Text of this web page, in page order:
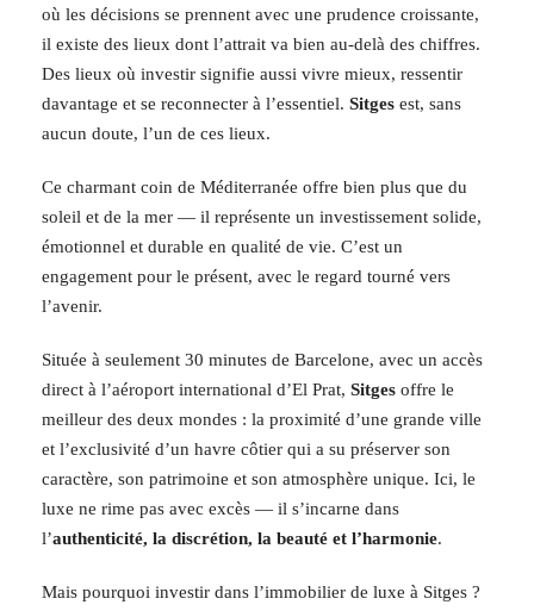
où les décisions se prennent avec une prudence croissante,
il existe des lieux dont l’attrait va bien au-delà des chiffres.
Des lieux où investir signifie aussi vivre mieux, ressentir
davantage et se reconnecter à l’essentiel. Sitges est, sans
aucun doute, l’un de ces lieux.
Ce charmant coin de Méditerranée offre bien plus que du
soleil et de la mer — il représente un investissement solide,
émotionnel et durable en qualité de vie. C’est un
engagement pour le présent, avec le regard tourné vers
l’avenir.
Située à seulement 30 minutes de Barcelone, avec un accès
direct à l’aéroport international d’El Prat, Sitges offre le
meilleur des deux mondes : la proximité d’une grande ville
et l’exclusivité d’un havre côtier qui a su préserver son
caractère, son patrimoine et son atmosphère unique. Ici, le
luxe ne rime pas avec excès — il s’incarne dans
l’authenticité, la discrétion, la beauté et l’harmonie.
Mais pourquoi investir dans l’immobilier de luxe à Sitges ?